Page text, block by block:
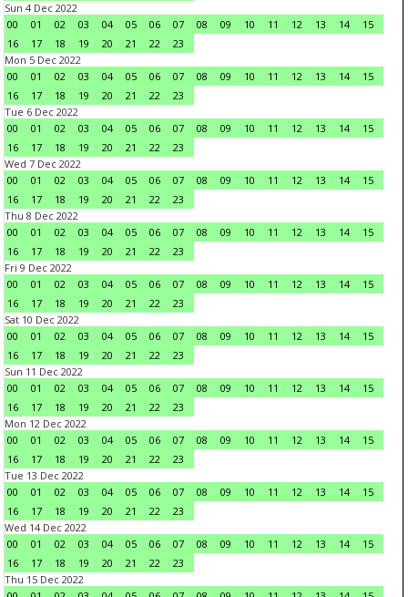
Sun 4 Dec 2022
00
01 02 03 04 05 06 07 08 09 10 11 12 13 14
15
16
17 18 19 20 21 22
23
Mon 5 Dec 2022
00
01 02 03 04 05 06 07 08 09 10 11 12 13 14
15
16
17 18 19 20 21 22
23
Tue 6 Dec 2022
00
01 02 03 04 05 06 07 08 09 10 11 12 13 14
15
16
17 18 19 20 21 22
23
Wed 7 Dec 2022
00
01 02 03 04 05 06 07 08 09 10 11 12 13 14
15
16
17 18 19 20 21 22
23
Thu 8 Dec 2022
00
01 02 03 04 05 06 07 08 09 10 11 12 13 14
15
16
17 18 19 20 21 22
23
Fri 9 Dec 2022
00
01 02 03 04 05 06 07 08 09 10 11 12 13 14
15
16
17 18 19 20 21 22
23
Sat 10 Dec 2022
00
01 02 03 04 05 06 07 08 09 10 11 12 13 14
15
16
17 18 19 20 21 22
23
Sun 11 Dec 2022
00
01 02 03 04 05 06 07 08 09 10 11 12 13 14
15
16
17 18 19 20 21 22
23
Mon 12 Dec 2022
00
01 02 03 04 05 06 07 08 09 10 11 12 13 14
15
16
17 18 19 20 21 22
23
Tue 13 Dec 2022
00
01 02 03 04 05 06 07 08 09 10 11 12 13 14
15
16
17 18 19 20 21 22
23
Wed 14 Dec 2022
00
01 02 03 04 05 06 07 08 09 10 11 12 13 14
15
16
17 18 19 20 21 22
23
Thu 15 Dec 2022